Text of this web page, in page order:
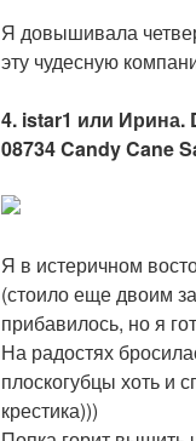
Я довышивала
эту чудесную
4. istar1 или Ирина.
08734 Candy Cane
Я в истеричном
(стоило еще двоим
прибавилось, но я
На радостях
плоскогубцы хоть и
крестика)))